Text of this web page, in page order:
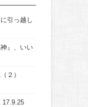
引っ越し
』、いい
２）
17.9.25